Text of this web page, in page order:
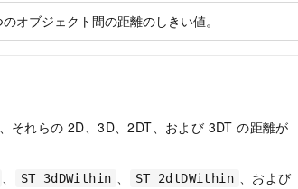
オブジェクト間の距離のしきい値。
それらの 2D、3D、2DT、および 3DT の距離が
ST_3dDWithin ST_2dtDWithin 、および